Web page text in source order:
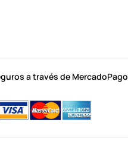
a través de MercadoPago